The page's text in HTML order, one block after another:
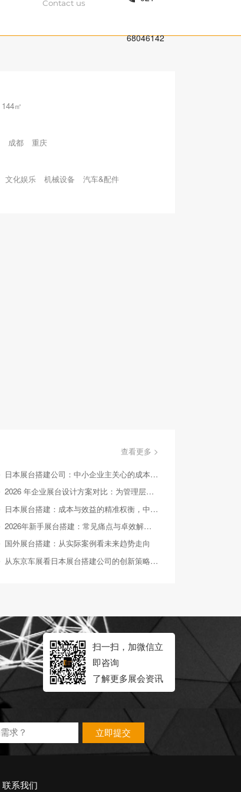
Contact us
68046142
144㎡
成都 重庆
文化娱乐 机械设备
汽车&配件
查看更多 >
日本展台搭建公司：中小企业主关心的成本效益问答
2026 年企业展台设计方案对比：为管理层提供精准决策参考
日本展台搭建：成本与效益的精准权衡，中小企业的投资指南
2026年新手展台搭建：常见痛点与卓效解决方案
国外展台搭建：从实际案例看未来趋势走向
从东京车展看日本展台搭建公司的创新策略与实践
扫一扫，加微信立
即咨询
了解更多展会资讯
立即提交
联系我们